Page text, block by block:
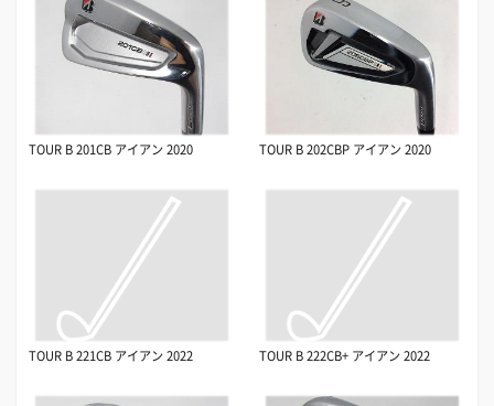
TOUR B 201CB アイアン 2020 TOUR B 202CBP アイアン 2020
TOUR B 221CB アイアン 2022 TOUR B 222CB+ アイアン 2022